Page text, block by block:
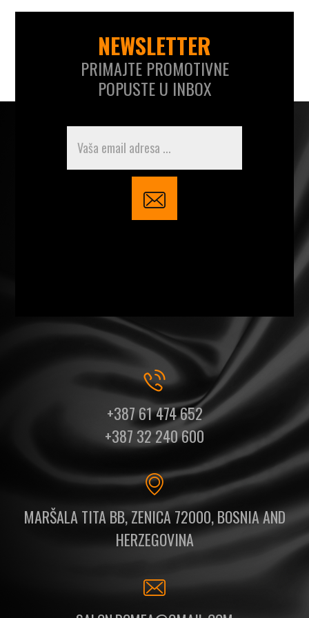
NEWSLETTER
PRIMAJTE PROMOTIVNE
POPUSTE U INBOX
+387 61 474 652
+387 32 240 600
MARŠALA TITA BB, ZENICA 72000, BOSNIA AND
HERZEGOVINA